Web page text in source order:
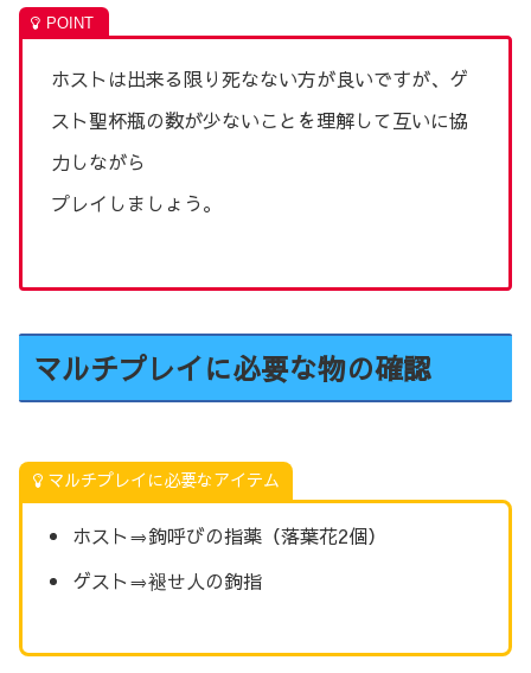
ホストは出来る限り死なない方が良いですが、ゲ
スト聖杯瓶の数が少ないことを理解して互いに協
力しながら
プレイしましょう。
マルチプレイに必要な物の確認
マルチプレイに必要なアイテム
ホスト⇒鉤呼びの指薬（落葉花2個）
ゲスト⇒褪せ人の鉤指